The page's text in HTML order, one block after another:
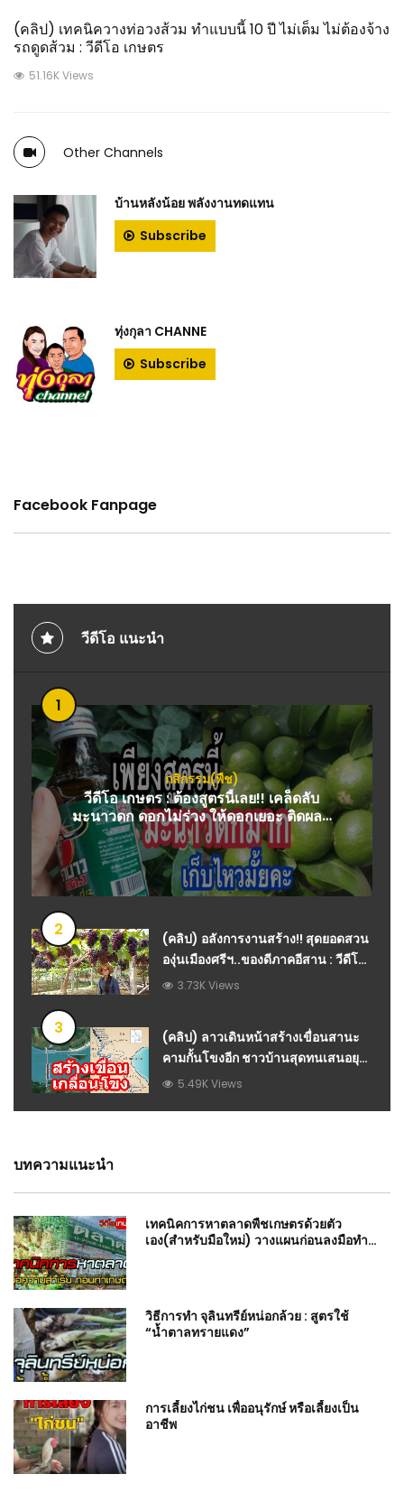
(คลิป) เทคนิควางท่อวงส้วม ทำแบบนี้ 10 ปี ไม่เต็ม ไม่ต้องจ้าง
รถดูดส้วม : วีดีโอ เกษตร
51.16K Views
Other Channels
บ้านหลังน้อย พลังงานทดแทน
Subscribe
ทุ่งกุลา CHANNE
Subscribe
Facebook Fanpage
วีดีโอ แนะนำ
1
กสิกรรม(พืช)
วีดีโอ เกษตร : ต้องสูตรนี้เลย!! เคล็ดลับ
มะนาวดก ดอกไม่ร่วง ให้ดอกเยอะ ติดผลดี
แบบไร้มด แมลง ชัวร์จนได้ขาย – แม่ก้อยพา
ทำ
2
(คลิป) อลังการงานสร้าง!! สุดยอดสวน
องุ่นเมืองศรีฯ..ของดีภาคอีสาน : วีดีโอ
เกษตร
3.73K Views
3
(คลิป) ลาวเดินหน้าสร้างเขื่อนสานะ
คามกั้นโขงอีก ชาวบ้านสุดทนเสนอยุบ
MRC ชี้ เป็นแค่ตรายาง : วีดีโอ เกษตร
5.49K Views
บทความแนะนำ
เทคนิคการหาตลาดพืชเกษตรด้วยตัว
เอง(สำหรับมือใหม่) วางแผนก่อนลงมือทำ
วิธีการทำ จุลินทรีย์หน่อกล้วย : สูตรใช้
“น้ำตาลทรายแดง”
การเลี้ยงไก่ชน เพื่ออนุรักษ์ หรือเลี้ยงเป็น
อาชีพ